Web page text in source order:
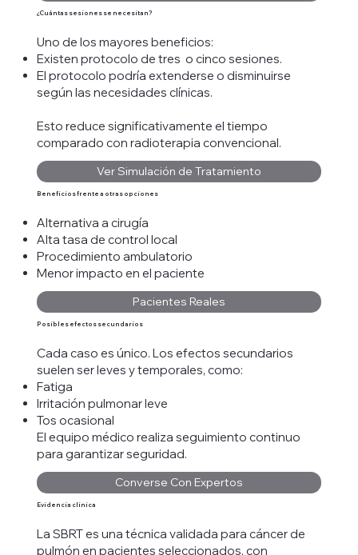
¿Cuántas sesiones se necesitan?
Uno de los mayores beneficios:
Existen protocolo de tres o cinco sesiones.
El protocolo podría extenderse o disminuirse
según las necesidades clínicas.
Esto reduce significativamente el tiempo
comparado con radioterapia convencional.
Ver Simulación de Tratamiento
Beneficios frente a otras opciones
Alternativa a cirugía
Alta tasa de control local
Procedimiento ambulatorio
Menor impacto en el paciente
Pacientes Reales
Posibles efectos secundarios
Cada caso es único. Los efectos secundarios
suelen ser leves y temporales, como:
Fatiga
Irritación pulmonar leve
Tos ocasional
El equipo médico realiza seguimiento continuo
para garantizar seguridad.
Converse Con Expertos
Evidencia clínica
La SBRT es una técnica validada para cáncer de
pulmón en pacientes seleccionados, con